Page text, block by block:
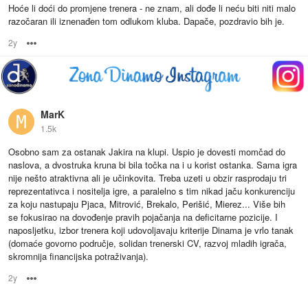
Hoće li doći do promjene trenera - ne znam, ali dođe li neću biti niti malo
razočaran ili iznenađen tom odlukom kluba. Dapače, pozdravio bih je.
2y
MarK
1.5k
Osobno sam za ostanak Jakira na klupi. Uspio je dovesti momčad do
naslova, a dvostruka kruna bi bila točka na i u korist ostanka. Sama igra
nije nešto atraktivna ali je učinkovita. Treba uzeti u obzir rasprodaju tri
reprezentativca i nositelja igre, a paralelno s tim nikad jaču konkurenciju
za koju nastupaju Pjaca, Mitrović, Brekalo, Perišić, Mierez... Više bih
se fokusirao na dovođenje pravih pojačanja na deficitarne pozicije. I
naposljetku, izbor trenera koji udovoljavaju kriterije Dinama je vrlo tanak
(domaće govorno područje, solidan trenerski CV, razvoj mladih igrača,
skromnija financijska potraživanja).
2y